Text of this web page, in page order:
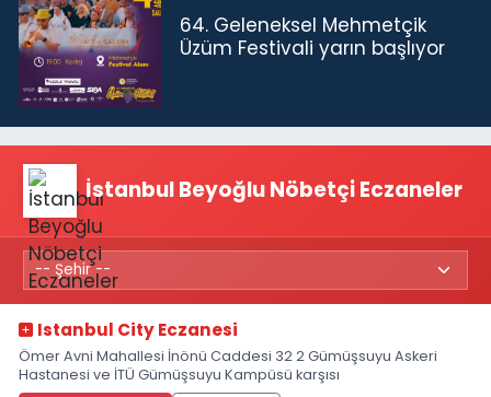
64. Geleneksel Mehmetçik
Üzüm Festivali yarın başlıyor
İstanbul Beyoğlu Nöbetçi Eczaneler
Istanbul City Eczanesi
Ömer Avni Mahallesi İnönü Caddesi 32 2 Gümüşsuyu Askeri
Hastanesi ve İTÜ Gümüşsuyu Kampüsü karşısı